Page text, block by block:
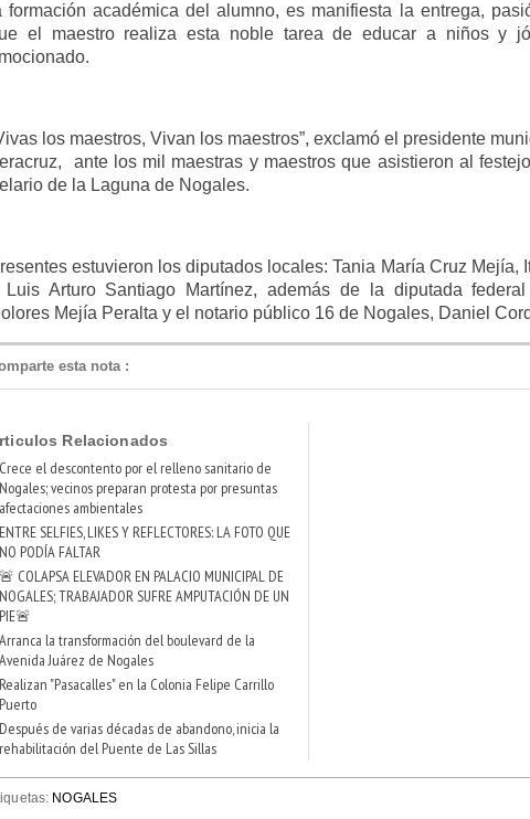
formación académica del alumno, es manifiesta la entrega,
el maestro realiza esta noble tarea de educar a niños y
los maestros, Vivan los maestros”, exclamó el presidente
ante los mil maestras y maestros que asistieron al
de la Laguna de Nogales.
estuvieron los diputados locales: Tania María Cruz Mejía,
Arturo Santiago Martínez, además de la diputada federal
Mejía Peralta y el notario público 16 de Nogales, Daniel
esta nota:
Relacionados
Crece el descontento por el relleno sanitario de
Nogales; vecinos preparan protesta por presuntas
afectaciones ambientales
ENTRE SELFIES, LIKES Y REFLECTORES: LA FOTO QUE
NO PODÍA FALTAR
🚨 COLAPSA ELEVADOR EN PALACIO MUNICIPAL DE
NOGALES; TRABAJADOR SUFRE AMPUTACIÓN DE UN
PIE🚨
Arranca la transformación del boulevard de la
Avenida Juárez de Nogales
Realizan "Pasacalles" en la Colonia Felipe Carrillo
Puerto
Después de varias décadas de abandono, inicia la
rehabilitación del Puente de Las Sillas
NOGALES